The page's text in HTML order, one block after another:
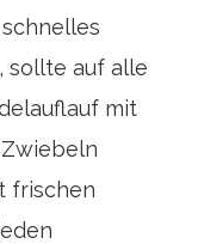
sollte auf alle
mit
frischen